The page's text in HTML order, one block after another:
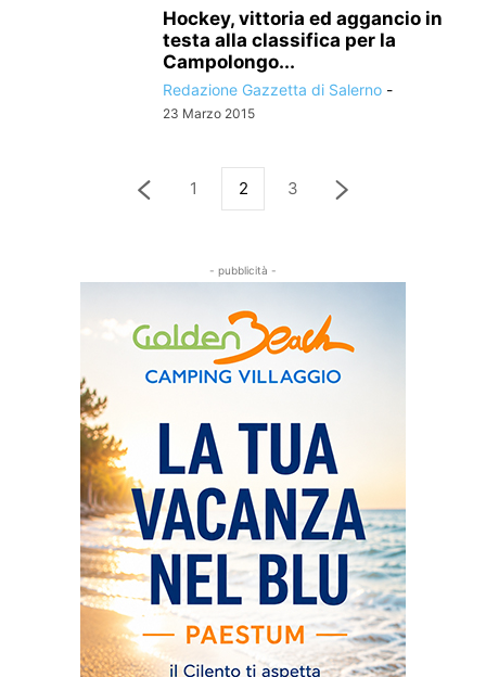
Hockey, vittoria ed aggancio in
testa alla classifica per la
Campolongo...
Redazione Gazzetta di Salerno -
23 Marzo 2015
1 2 3
- pubblicità -